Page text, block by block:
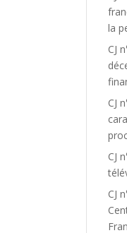
la
CJ
CJ
CJ
CJ